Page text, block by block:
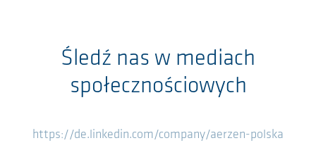
Śledź nas w mediach
społecznościowych
https://de.linkedin.com/company/aerzen-polska